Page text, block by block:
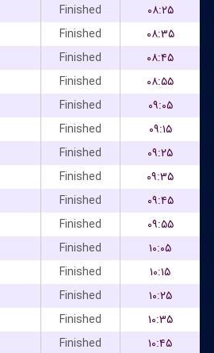
Finished
۰۸:۲۵
Finished
۰۸:۳۵
Finished
۰۸:۴۵
Finished
۰۸:۵۵
Finished
۰۹:۰۵
Finished
۰۹:۱۵
Finished
۰۹:۲۵
Finished
۰۹:۳۵
Finished
۰۹:۴۵
Finished
۰۹:۵۵
Finished
۱۰:۰۵
Finished
۱۰:۱۵
Finished
۱۰:۲۵
Finished
۱۰:۳۵
Finished
۱۰:۴۵